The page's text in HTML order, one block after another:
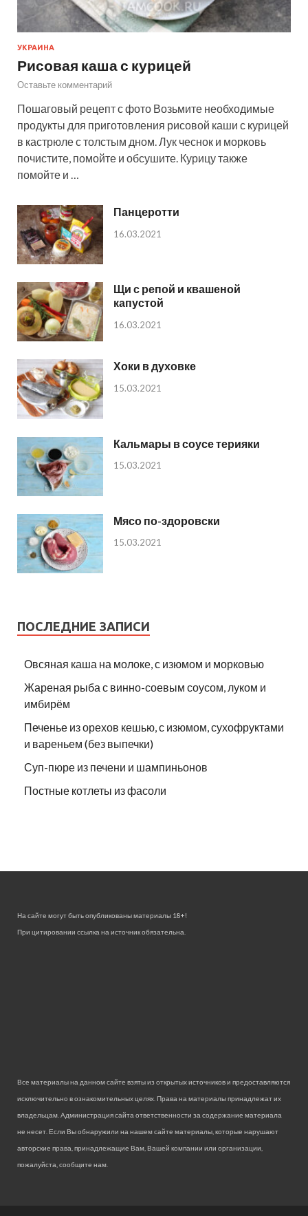
УКРАИНА
Рисовая каша с курицей
Оставьте комментарий
Пошаговый рецепт с фото Возьмите необходимые
продукты для приготовления рисовой каши с курицей
в кастрюле с толстым дном. Лук чеснок и морковь
почистите, помойте и обсушите. Курицу также
помойте и …
Панцеротти
16.03.2021
Щи с репой и квашеной
капустой
16.03.2021
Хоки в духовке
15.03.2021
Кальмары в соусе терияки
15.03.2021
Мясо по-здоровски
15.03.2021
ПОСЛЕДНИЕ ЗАПИСИ
Овсяная каша на молоке, с изюмом и морковью
Жареная рыба с винно-соевым соусом, луком и
имбирём
Печенье из орехов кешью, с изюмом, сухофруктами
и вареньем (без выпечки)
Суп-пюре из печени и шампиньонов
Постные котлеты из фасоли
На сайте могут быть опубликованы материалы 18+!
При цитировании ссылка на источник обязательна.
Все материалы на данном сайте взяты из открытых источников и предоставляются
исключительно в ознакомительных целях. Права на материалы принадлежат их
владельцам. Администрация сайта ответственности за содержание материала
не несет. Если Вы обнаружили на нашем сайте материалы, которые нарушают
авторские права, принадлежащие Вам, Вашей компании или организации,
пожалуйста, сообщите нам.